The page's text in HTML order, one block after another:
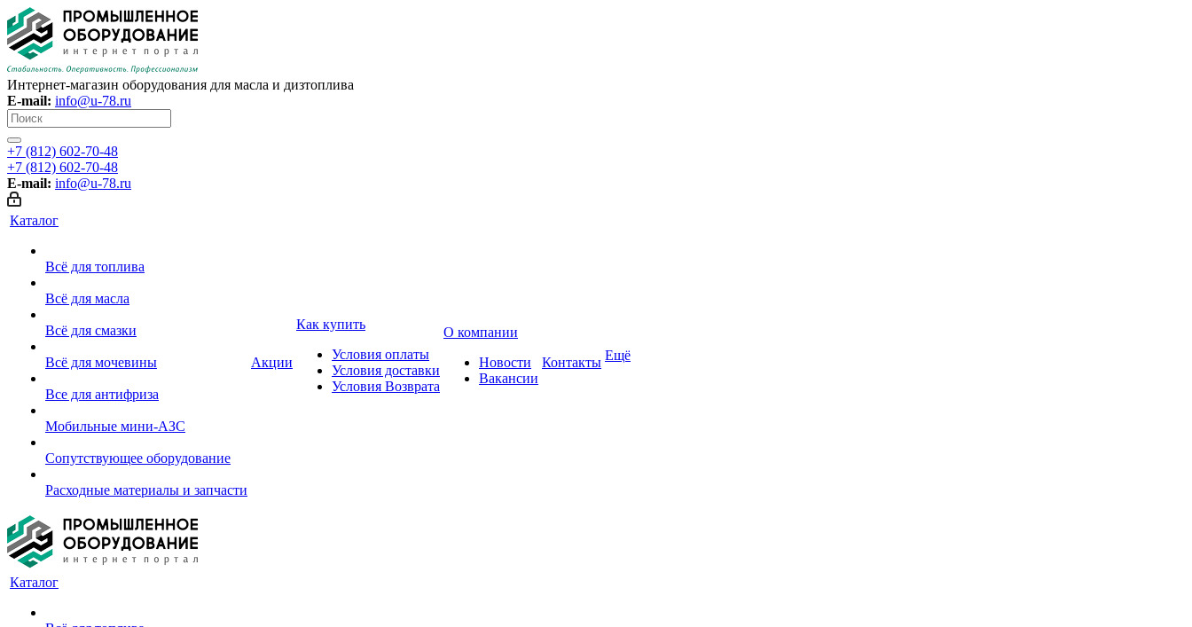
Интернет-магазин оборудования для масла и дизтоплива
E-mail: info@u-78.ru
+7 (812) 602-70-48
+7 (812) 602-70-48
E-mail: info@u-78.ru
Каталог
Всё для топлива
Всё для масла
Всё для смазки
Всё для мочевины
Все для антифриза
Мобильные мини-АЗС
Сопутствующее оборудование
Расходные материалы и запчасти
Акции
Как купить
Условия оплаты
Условия доставки
Условия Возврата
О компании
Новости
Вакансии
Контакты Ещё
Каталог